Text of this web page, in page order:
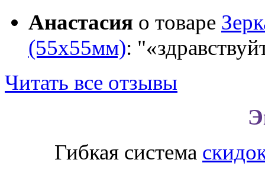
Анастасия о товаре
(55х55мм):
Читать все отзывы
Гибкая система